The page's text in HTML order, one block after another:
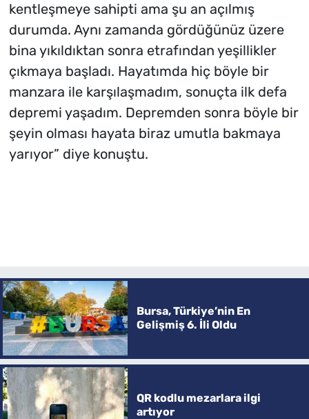
kentleşmeye sahipti ama şu an açılmış
durumda. Aynı zamanda gördüğünüz üzere
bina yıkıldıktan sonra etrafından yeşillikler
çıkmaya başladı. Hayatımda hiç böyle bir
manzara ile karşılaşmadım, sonuçta ilk defa
depremi yaşadım. Depremden sonra böyle bir
şeyin olması hayata biraz umutla bakmaya
yarıyor” diye konuştu.
Bursa, Türkiye’nin En
Gelişmiş 6. İli Oldu
QR kodlu mezarlara ilgi
artıyor